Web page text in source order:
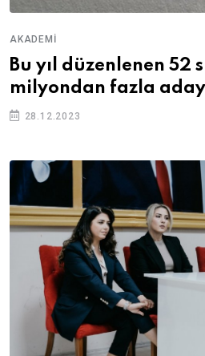
AKADEMI
Bu yıl düzenlenen 52
milyondan fazla
28.12.2023